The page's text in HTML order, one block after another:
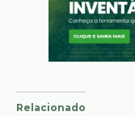
Relacionado